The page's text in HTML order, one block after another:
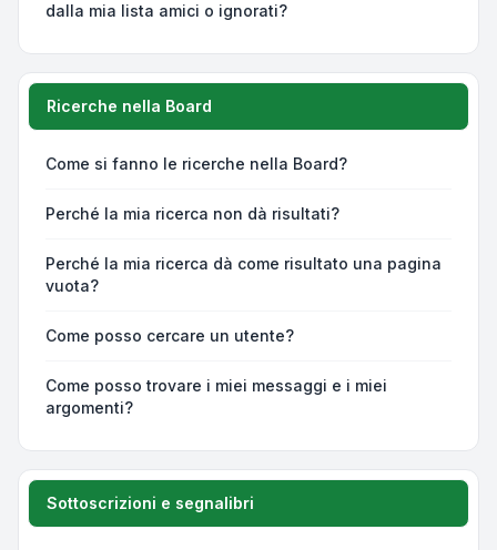
dalla mia lista amici o ignorati?
Ricerche nella Board
Come si fanno le ricerche nella Board?
Perché la mia ricerca non dà risultati?
Perché la mia ricerca dà come risultato una pagina
vuota?
Come posso cercare un utente?
Come posso trovare i miei messaggi e i miei
argomenti?
Sottoscrizioni e segnalibri